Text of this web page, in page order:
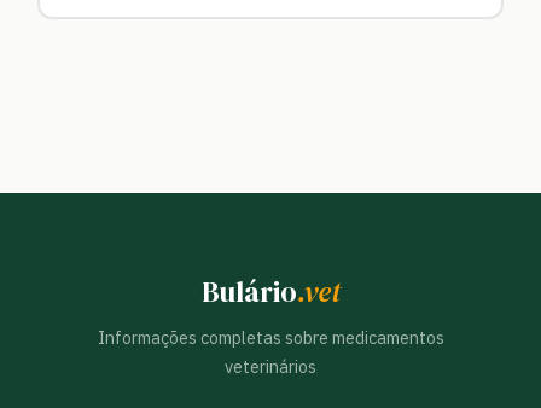
Bulário.vet
Informações completas sobre medicamentos
veterinários